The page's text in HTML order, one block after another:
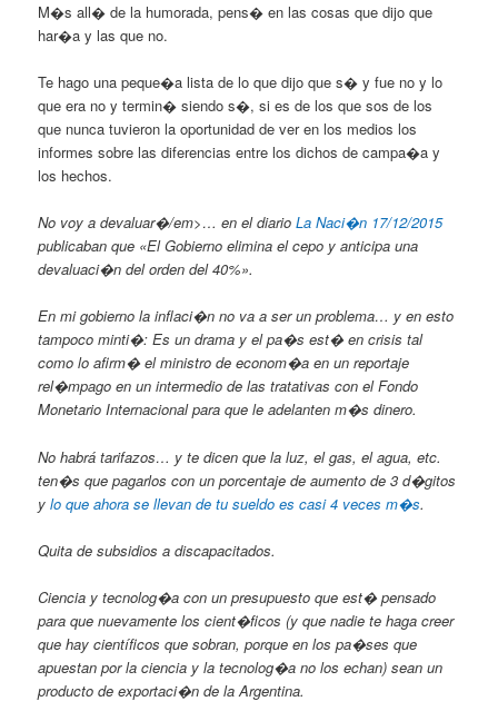
M�s all� de la humorada, pens� en las cosas que dijo que
har�a y las que no.
Te hago una peque�a lista de lo que dijo que s� y fue no y lo
que era no y termin� siendo s�, si es de los que sos de los
que nunca tuvieron la oportunidad de ver en los medios los
informes sobre las diferencias entre los dichos de campa�a y
los hechos.
No voy a devaluar�/em>… en el diarioLa Naci�n 17/12/2015
publicaban que «El Gobierno elimina el cepo y anticipa una
devaluaci�n del orden del 40%».
En mi gobierno la inflaci�n no va a ser un problema… y en esto
tampoco minti�: Es un drama y el pa�s est� en crisis tal
como lo afirm� el ministro de econom�a en un reportaje
rel�mpago en un intermedio de las tratativas con el Fondo
Monetario Internacional para que le adelanten m�s dinero.
No habrá tarifazos… y te dicen que la luz, el gas, el agua, etc.
ten�s que pagarlos con un porcentaje de aumento de 3 d�gitos
ylo que ahora se llevan de tu sueldo es casi 4 veces m�s.
Quita de subsidios a discapacitados.
Ciencia y tecnolog�a con un presupuesto que est� pensado
para que nuevamente los cient�ficos (y que nadie te haga creer
que hay científicos que sobran, porque en los pa�ses que
apuestan por la ciencia y la tecnolog�a no los echan) sean un
producto de exportaci�n de la Argentina.